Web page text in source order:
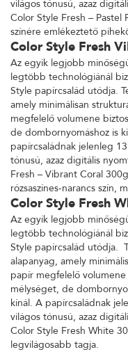
világos tónusú, azaz
Color Style Fresh – Pastel
színére emlékeztető
Color Style Fresh
Az egyik legjobb
legtöbb technológiánál
Style papírcsalád utódja.
amely minimálisan
megfelelő volumene
de dombornyomáshoz is
papírcsaládnak jelenleg
tónusú, azaz digitális
Fresh – Vibrant Coral
rózsaszínes-narancs szín,
Color Style Fresh
Az egyik legjobb
legtöbb technológiánál
Style papírcsalád utódja.
alapanyag, amely
papír megfelelő
mélységet, de
kínál. A papírcsaládnak
világos tónusú, azaz
Color Style Fresh White
legvilágosabb tagja.